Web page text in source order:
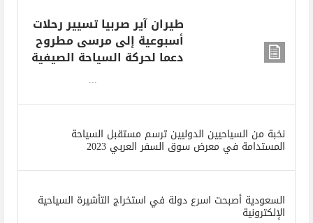
طيران آير صربيا تسيير رحلات
أسبوعية إلى مرسى مطروح
دعما لحركة السياحة الصيفية
نخبة من السياحيين الدوليين ترسم مستقبل السياحة
المستدامة في معرض سوق السفر العربي 2023
السعودية أصبحت اسرع دولة في استخراج التأشيرة السياحية
الإلكترونية